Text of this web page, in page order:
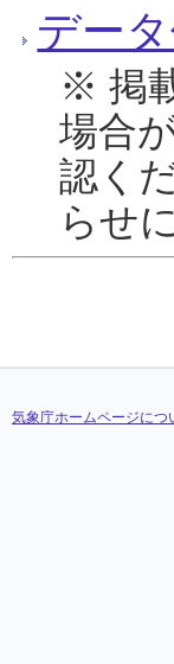
デー
※ 掲
場合
認く
らせ
気象庁ホームページにつ